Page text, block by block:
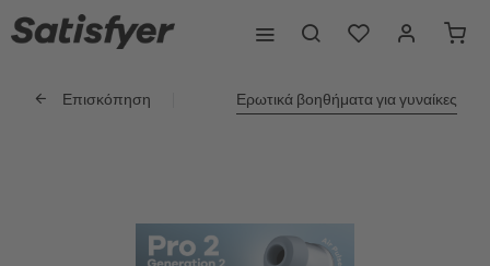
Επισκόπηση Ερωτικά βοηθήματα για γυναίκες